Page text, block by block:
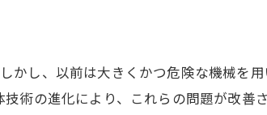
瑞穂市・恵那市） 三重県（鳥羽市・伊
かし、以前は大きくかつ危険な機械を
術の進化により、これらの問題が改善